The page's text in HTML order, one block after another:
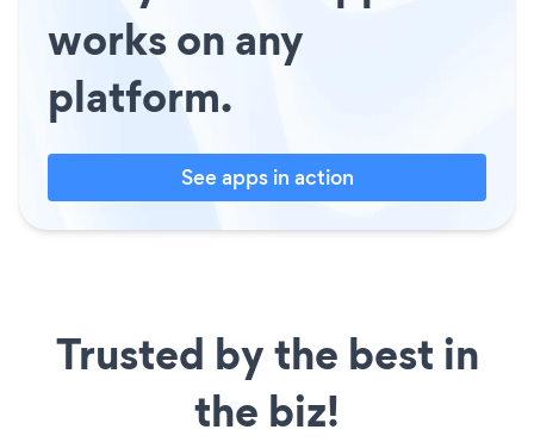
works on any
platform.
See apps in action
Trusted by the best in
the biz!